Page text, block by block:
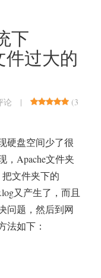
下
件过大的
论 | (3
硬盘空间少了很
，Apache文件夹
文件夹下的
又产生了，而且
问题，然后到网
法如下：